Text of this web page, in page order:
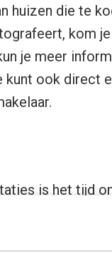
huizen die te
kom
je meer
kunt ook direct
is het tijd
Drie
werk of